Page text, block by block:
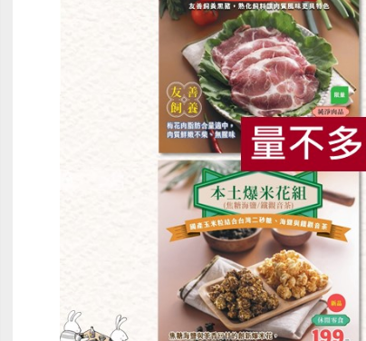
豌豆苗(環保級)新峰-120g/
黃文章(新峰農場)
青花椰苗(環
峰-120g/盒
120公克/盒
全素
環保級
$120
惜食 RPET 食譜 減硝